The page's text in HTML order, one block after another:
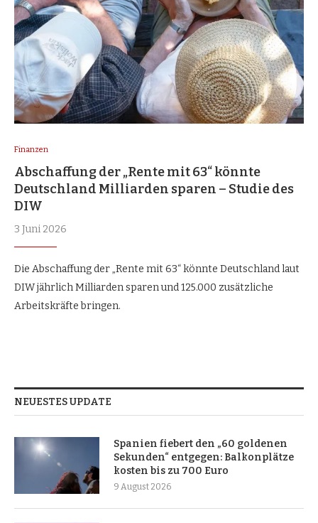
Finanzen
Abschaffung der „Rente mit 63“ könnte
Deutschland Milliarden sparen – Studie des
DIW
3 Juni 2026
Die Abschaffung der „Rente mit 63“ könnte Deutschland laut
DIW jährlich Milliarden sparen und 125.000 zusätzliche
Arbeitskräfte bringen.
NEUESTES UPDATE
Spanien fiebert den „60 goldenen
Sekunden“ entgegen: Balkonplätze
kosten bis zu 700 Euro
9 August 2026